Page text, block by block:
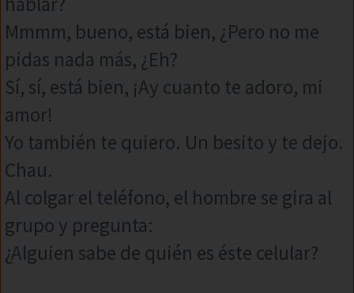
Mmmm, bueno, está bien, ¿Pero no me
pidas nada más, ¿Eh?
Sí, sí, está bien, ¡Ay cuanto te adoro, mi
amor!
Yo también te quiero. Un besito y te dejo.
Chau.
Al colgar el teléfono, el hombre se gira al
grupo y pregunta:
¿Alguien sabe de quién es éste celular?